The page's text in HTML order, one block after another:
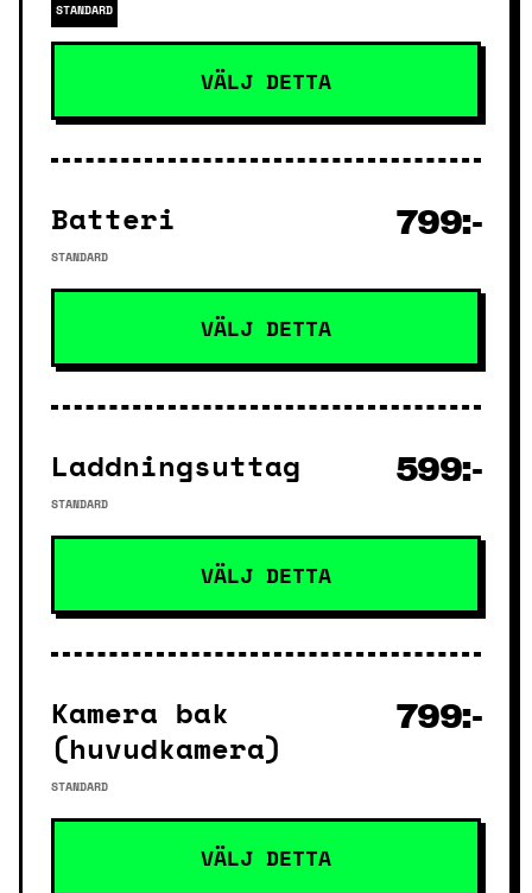
STANDARD
VÄLJ DETTA
Batteri
STANDARD
799:-
VÄLJ DETTA
Laddningsuttag
STANDARD
599:-
VÄLJ DETTA
Kamera bak
(huvudkamera)
STANDARD
799:-
VÄLJ DETTA